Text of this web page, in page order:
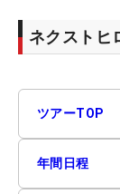
ネクストヒ
ツアーTOP
年間日程